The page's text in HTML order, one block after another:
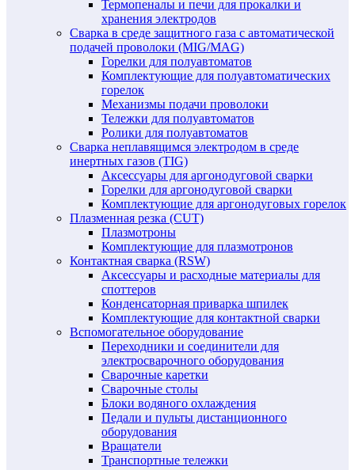
Термопеналы и печи для прокалки и
хранения электродов
Сварка в среде защитного газа с автоматической
подачей проволоки (MIG/MAG)
Горелки для полуавтоматов
Комплектующие для полуавтоматических
горелок
Механизмы подачи проволоки
Тележки для полуавтоматов
Ролики для полуавтоматов
Сварка неплавящимся электродом в среде
инертных газов (TIG)
Аксессуары для аргонодуговой сварки
Горелки для аргонодуговой сварки
Комплектующие для аргонодуговых горелок
Плазменная резка (CUT)
Плазмотроны
Комплектующие для плазмотронов
Контактная сварка (RSW)
Аксессуары и расходные материалы для
споттеров
Конденсаторная приварка шпилек
Комплектующие для контактной сварки
Вспомогательное оборудование
Переходники и соединители для
электросварочного оборудования
Сварочные каретки
Сварочные столы
Блоки водяного охлаждения
Педали и пульты дистанционного
оборудования
Вращатели
Транспортные тележки